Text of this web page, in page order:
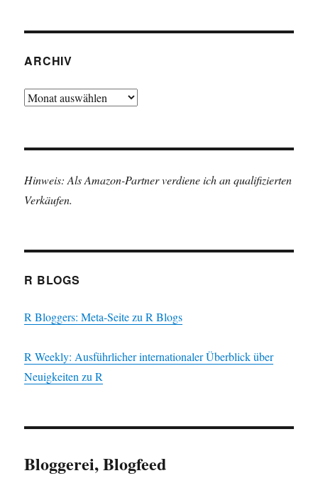
ARCHIV
Archiv
Hinweis: Als Amazon-Partner verdiene ich an qualifizierten
Verkäufen.
R BLOGS
R Bloggers: Meta-Seite zu R Blogs
R Weekly: Ausführlicher internationaler Überblick über
Neuigkeiten zu R
Bloggerei, Blogfeed